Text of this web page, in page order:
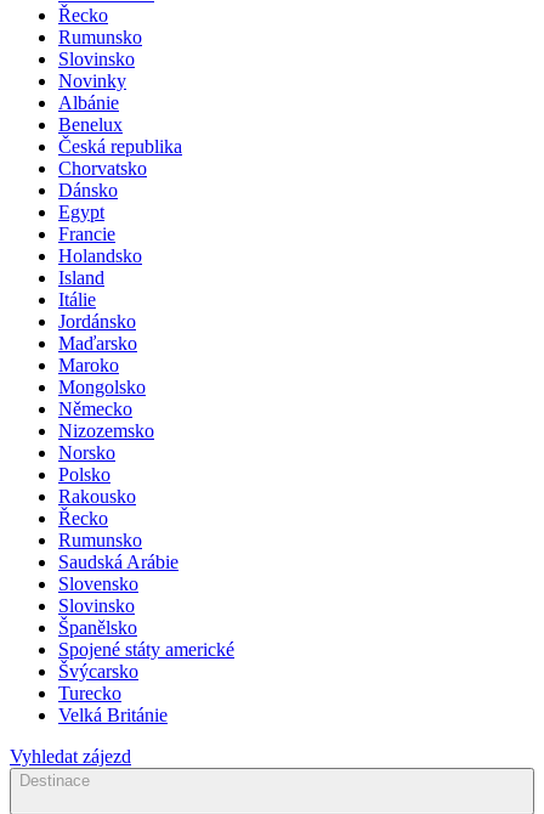
Řecko
Rumunsko
Slovinsko
Novinky
Albánie
Benelux
Česká republika
Chorvatsko
Dánsko
Egypt
Francie
Holandsko
Island
Itálie
Jordánsko
Maďarsko
Maroko
Mongolsko
Německo
Nizozemsko
Norsko
Polsko
Rakousko
Řecko
Rumunsko
Saudská Arábie
Slovensko
Slovinsko
Španělsko
Spojené státy americké
Švýcarsko
Turecko
Velká Británie
Vyhledat zájezd
Destinace